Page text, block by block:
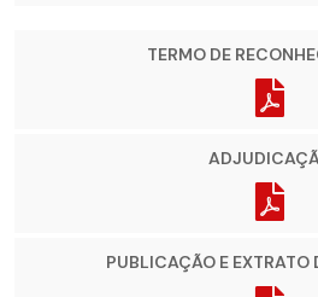
TERMO DE
PUBLICAÇÃO E EXTRATO